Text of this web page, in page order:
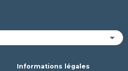
Informations légales